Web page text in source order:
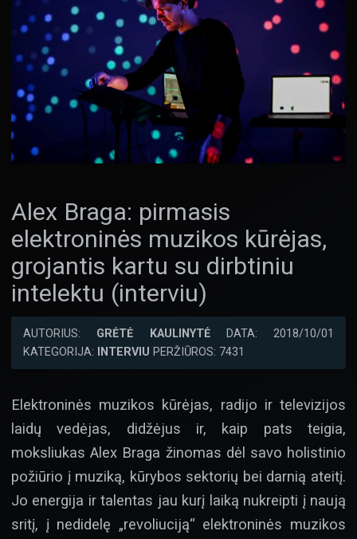
Alex Braga: pirmasis
elektroninės muzikos kūrėjas,
grojantis kartu su dirbtiniu
intelektu (interviu)
AUTORIUS: GRĖTĖ KAULINYTĖDATA: 2018/10/01
KATEGORIJA:
INTERVIU PERŽIŪROS: 7431
Elektroninės muzikos kūrėjas, radijo ir televizijos
laidų vedėjas, didžėjus ir, kaip pats teigia,
moksliukas Alex Braga žinomas dėl savo holistinio
požiūrio į muziką, kūrybos sektorių bei darnią ateitį.
Jo energija ir talentas jau kurį laiką nukreipti į naują
sritį, į nedidelę „revoliuciją“ elektroninės muzikos